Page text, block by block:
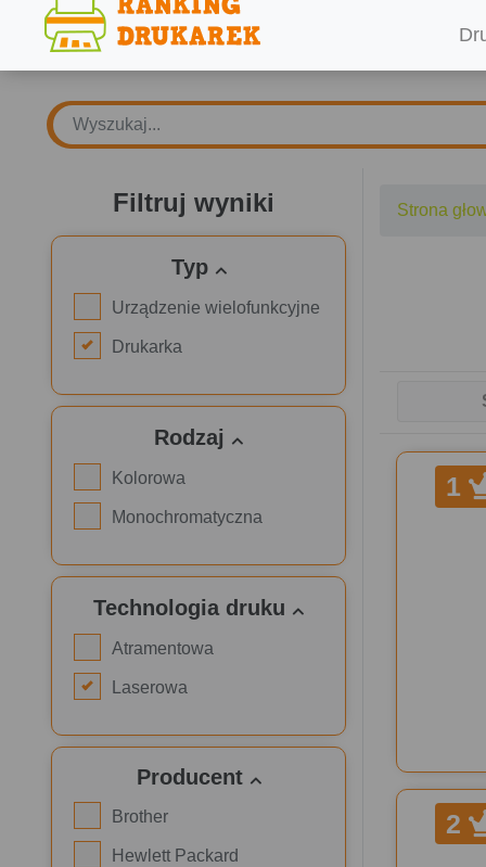
Filtruj wyniki
Typ
Urządzenie wielofunkcyjne
Drukarka
Rodzaj
Kolorowa
Monochromatyczna
Technologia druku
Atramentowa
Laserowa
Producent
Brother
Hewlett Packard
Strona
1
2